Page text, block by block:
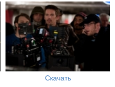
Скачать